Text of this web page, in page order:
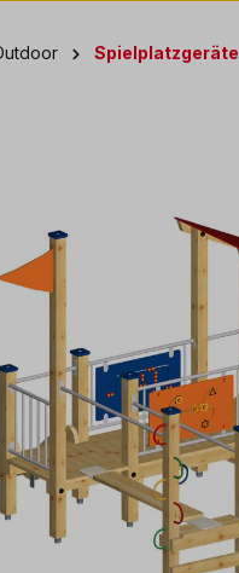
Spielplatzgeräte